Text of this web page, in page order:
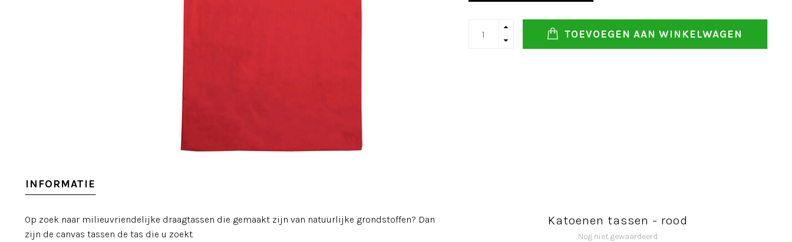
TOEVOEGEN AAN WINKELWAGEN
INFORMATIE
Op zoek naar milieuvriendelijke draagtassen die gemaakt zijn van natuurlijke grondstoffen? Dan
zijn de canvas tassen de tas die u zoekt.
Katoenen tassen - rood
Nog niet gewaardeerd